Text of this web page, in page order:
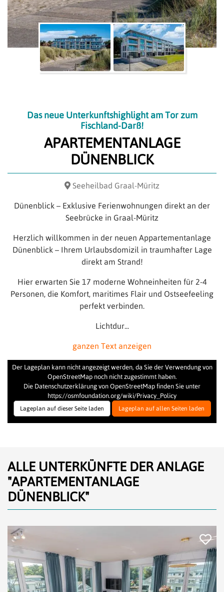
Das neue Unterkunftshighlight am Tor zum
Fischland-Darß!
APARTEMENTANLAGE
DÜNENBLICK
Seeheilbad Graal-Müritz
Dünenblick – Exklusive Ferienwohnungen direkt an der
Seebrücke in Graal-Müritz
Herzlich willkommen in der neuen Appartementanlage
Dünenblick – Ihrem Urlaubsdomizil in traumhafter Lage
direkt am Strand!
Hier erwarten Sie 17 moderne Wohneinheiten für 2-4
Personen, die Komfort, maritimes Flair und Ostseefeeling
perfekt verbinden.
Lichtdur...
ganzen Text anzeigen
Der Lageplan kann nicht angezeigt werden, da Sie der Verwendung von
OpenStreetMap noch nicht zugestimmt haben.
Die Datenschutzerklärung von OpenStreetMap finden Sie unter
https://osmfoundation.org/wiki/Privacy_Policy
Lageplan auf dieser Seite laden Lageplan auf allen Seiten laden
ALLE UNTERKÜNFTE DER ANLAGE
"APARTEMENTANLAGE
DÜNENBLICK"